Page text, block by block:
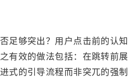
足够突出？用户点击前的认知
有效的做法包括：在跳转前展
式的引导流程而非突兀的强制